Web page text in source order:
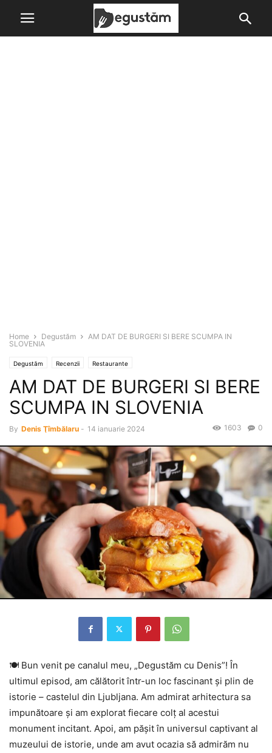
Home Degustăm
AM DAT DE BURGERI SI BERE SCUMPA IN
SLOVENIA
Degustăm Recenzii Restaurante
AM DAT DE BURGERI SI BERE
SCUMPA IN SLOVENIA
By Denis Ţîmbălaru - 14 ianuarie 2024 0
1603
🍽 Bun venit pe canalul meu, „Degustăm cu Denis”! În
ultimul episod, am călătorit într-un loc fascinant și plin de
istorie – castelul din Ljubljana. Am admirat arhitectura sa
impunătoare și am explorat fiecare colț al acestui
monument incitant. Apoi, am pășit în universul captivant al
muzeului de istorie, unde am avut ocazia să admirăm nu